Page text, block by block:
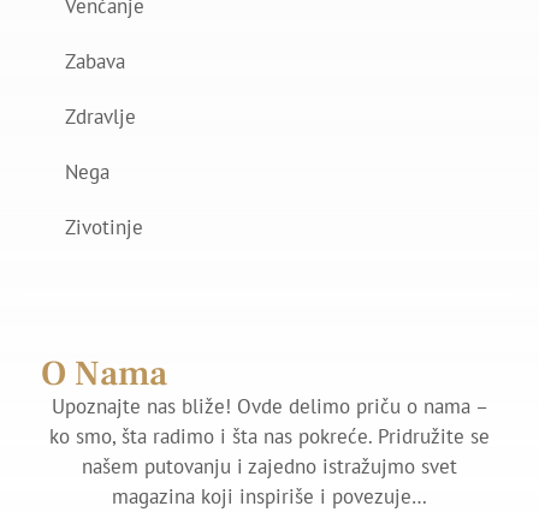
Venčanje
Zabava
Zdravlje
Nega
Zivotinje
O Nama
Upoznajte nas bliže! Ovde delimo priču o nama –
ko smo, šta radimo i šta nas pokreće. Pridružite se
našem putovanju i zajedno istražujmo svet
magazina koji inspiriše i povezuje…